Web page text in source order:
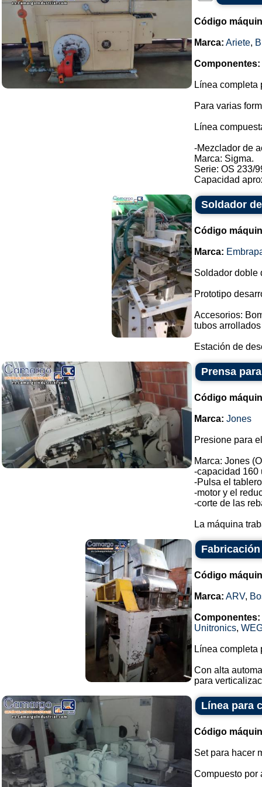
Código
Marca: Ariete,
Componentes:
Línea completa
Para varias
Línea
-Mezclador de
Marca: Sigma.
Serie: OS 233/
Capacidad
Soldador
Código
Marca:
Soldador doble
Prototipo
Accesorios:
tubos
Estación de
Prensa
Código
Marca: Jones
Presione para
Marca: Jones
-capacidad 160
-Pulsa el
-motor y el
-corte de las
La máquina
Código
Marca: ARV,
Componentes:
Unitronics,
Línea completa
Con alta
para
Línea para
Código
Set para hacer
Compuesto por